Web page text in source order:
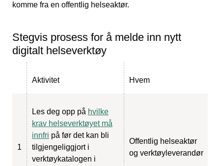
komme fra en offentlig helseaktør.
Stegvis prosess for å melde inn nytt
digitalt helseverktøy
Aktivitet Hvem
1
Les deg opp på hvilke
krav helseverktøyet må
innfri på før det kan bli
tilgjengeliggjort i
verktøykatalogen i
Offentlig helseaktør
og verktøyleverandør